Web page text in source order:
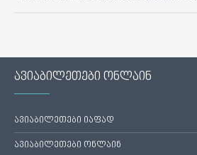
ავიაბილეთები ონლაინ
ავიაბილეთები იაფად
ავიაბილეთები ონლაინ